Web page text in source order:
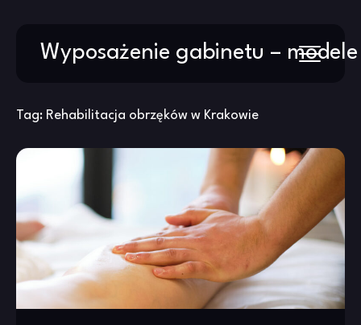
Wyposażenie gabinetu –
Tag: Rehabilitacja obrzęków w Krakowie